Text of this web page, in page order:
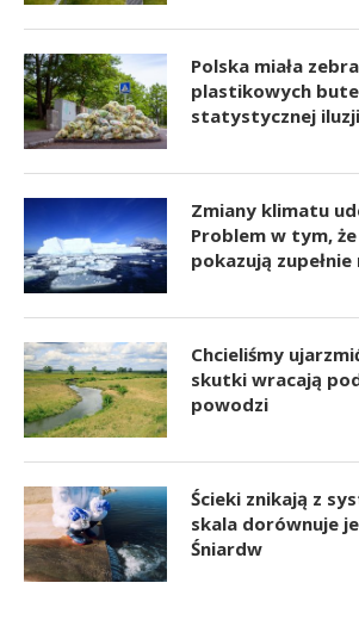
Polska miała
plastikowych
statystycznej iluzji
Zmiany klimatu
Problem w tym,
pokazują
Chcieliśmy
skutki wracają
powodzi
Ścieki znikają z
skala dorównuje
Śniardw